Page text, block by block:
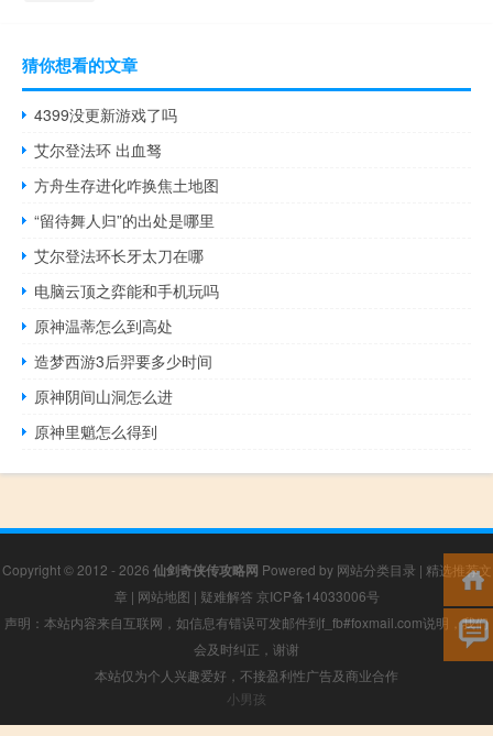
猜你想看的文章
4399没更新游戏了吗
艾尔登法环 出血驽
方舟生存进化咋换焦土地图
“留待舞人归”的出处是哪里
艾尔登法环长牙太刀在哪
电脑云顶之弈能和手机玩吗
原神温蒂怎么到高处
造梦西游3后羿要多少时间
原神阴间山洞怎么进
原神里魈怎么得到
Copyright © 2012 - 2026 仙剑奇侠传攻略网 Powered by 网站分类目录 | 精选推荐文
章 | 网站地图 | 疑难解答 京ICP备14033006号
声明：本站内容来自互联网，如信息有错误可发邮件到f_fb#foxmail.com说明，我们
会及时纠正，谢谢
本站仅为个人兴趣爱好，不接盈利性广告及商业合作
小男孩